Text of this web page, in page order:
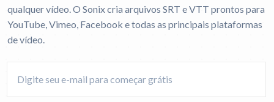
qualquer vídeo. O Sonix cria arquivos SRT e VTT prontos para
YouTube, Vimeo, Facebook e todas as principais plataformas
de vídeo.